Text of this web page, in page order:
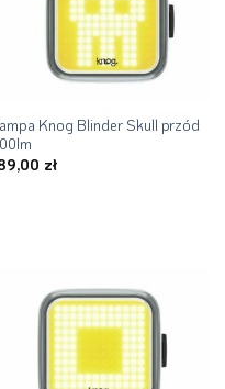
Knog Blinder Skull przód
zł